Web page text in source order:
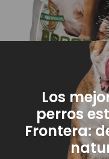
Los
perros
Frontera: